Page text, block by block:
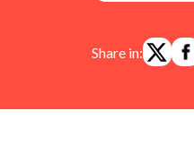
Share in: